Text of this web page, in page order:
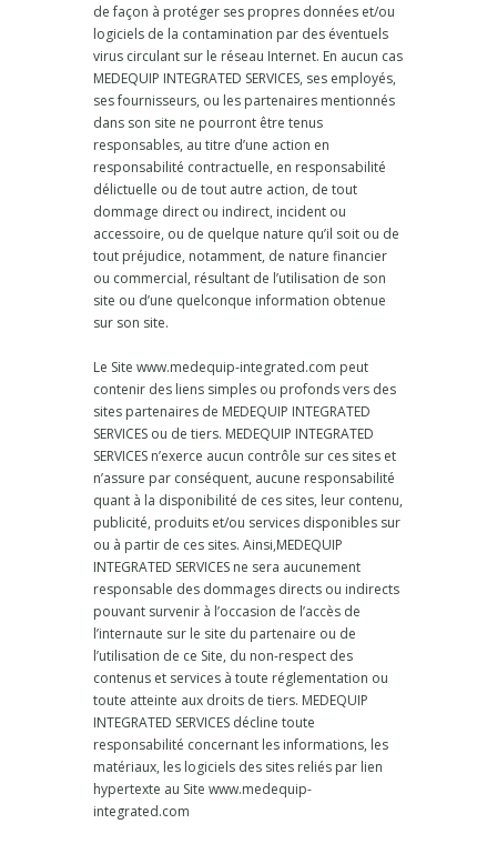
de façon à protéger ses propres données et/ou
logiciels de la contamination par des éventuels
virus circulant sur le réseau Internet. En aucun cas
MEDEQUIP INTEGRATED SERVICES, ses employés,
ses fournisseurs, ou les partenaires mentionnés
dans son site ne pourront être tenus
responsables, au titre d’une action en
responsabilité contractuelle, en responsabilité
délictuelle ou de tout autre action, de tout
dommage direct ou indirect, incident ou
accessoire, ou de quelque nature qu’il soit ou de
tout préjudice, notamment, de nature financier
ou commercial, résultant de l’utilisation de son
site ou d’une quelconque information obtenue
sur son site.
Le Site www.medequip-integrated.com peut
contenir des liens simples ou profonds vers des
sites partenaires de MEDEQUIP INTEGRATED
SERVICES ou de tiers. MEDEQUIP INTEGRATED
SERVICES n’exerce aucun contrôle sur ces sites et
n’assure par conséquent, aucune responsabilité
quant à la disponibilité de ces sites, leur contenu,
publicité, produits et/ou services disponibles sur
ou à partir de ces sites. Ainsi,MEDEQUIP
INTEGRATED SERVICES ne sera aucunement
responsable des dommages directs ou indirects
pouvant survenir à l’occasion de l’accès de
l’internaute sur le site du partenaire ou de
l’utilisation de ce Site, du non-respect des
contenus et services à toute réglementation ou
toute atteinte aux droits de tiers. MEDEQUIP
INTEGRATED SERVICES décline toute
responsabilité concernant les informations, les
matériaux, les logiciels des sites reliés par lien
hypertexte au Site www.medequip-
integrated.com